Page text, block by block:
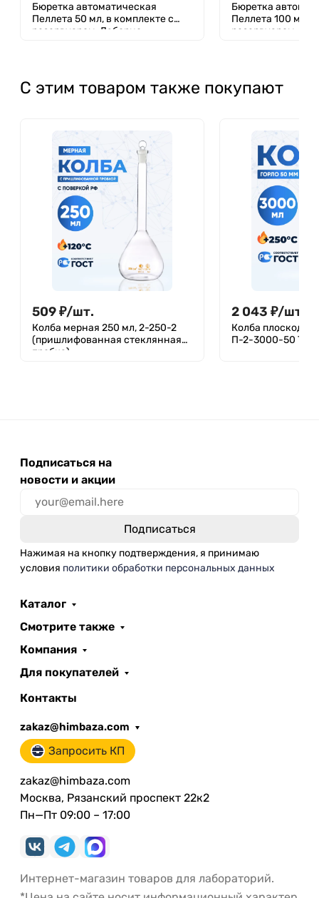
Бюретка автоматическая
Пеллета 50 мл, в комплекте с
резервуаром, Лаборио
Бюретка
Пеллета 100 мл,
резервуаром
С этим товаром также покупают
509₽/шт.
Колба мерная 250 мл, 2-250-2
(пришлифованная стеклянная
пробка)
2 043 ₽/шт.
Колба
П-2-3000-50 ТС
Подписаться на
новости и акции
Нажимая на кнопку подтверждения, я принимаю
условия политики обработки персональных данных
Каталог
Смотрите также
Компания
Для покупателей
Контакты
zakaz@himbaza.com
Запросить КП
zakaz@himbaza.com
Москва, Рязанский проспект 22к2
Пн—Пт 09:00 – 17:00
Интернет-магазин товаров для лабораторий.